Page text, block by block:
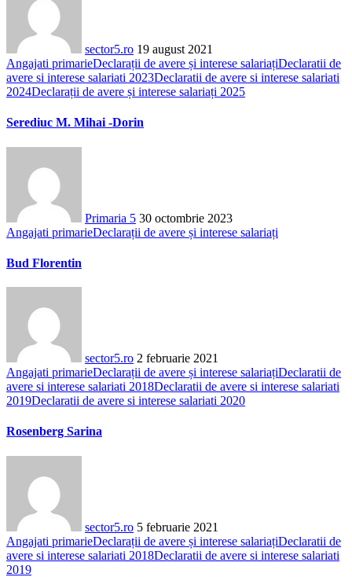
sector5.ro 19 august 2021
Angajati primarieDeclarații de avere și interese salariațiDeclaratii de
avere si interese salariati 2023Declaratii de avere si interese salariati
2024Declarații de avere și interese salariați 2025
Serediuc M. Mihai -Dorin
Primaria 5 30 octombrie 2023
Angajati primarieDeclarații de avere și interese salariați
Bud Florentin
sector5.ro 2 februarie 2021
Angajati primarieDeclarații de avere și interese salariațiDeclaratii de
avere si interese salariati 2018Declaratii de avere si interese salariati
2019Declaratii de avere si interese salariati 2020
Rosenberg Sarina
sector5.ro 5 februarie 2021
Angajati primarieDeclarații de avere și interese salariațiDeclaratii de
avere si interese salariati 2018Declaratii de avere si interese salariati
2019